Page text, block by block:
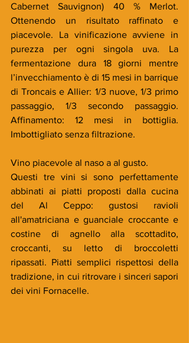
Cabernet Sauvignon) 40 % Merlot.
Ottenendo un risultato raffinato e
piacevole. La vinificazione avviene in
purezza per ogni singola uva. La
fermentazione dura 18 giorni mentre
l’invecchiamento è di 15 mesi in barrique
di Troncais e Allier: 1/3 nuove, 1/3 primo
passaggio, 1/3 secondo passaggio.
Affinamento: 12 mesi in bottiglia.
Imbottigliato senza filtrazione.
Vino piacevole al naso a al gusto.
Questi tre vini si sono perfettamente
abbinati ai piatti proposti dalla cucina
del Al Ceppo: gustosi ravioli
all'amatriciana e guanciale croccante e
costine di agnello alla scottadito,
croccanti, su letto di broccoletti
ripassati. Piatti semplici rispettosi della
tradizione, in cui ritrovare i sinceri sapori
dei vini Fornacelle.